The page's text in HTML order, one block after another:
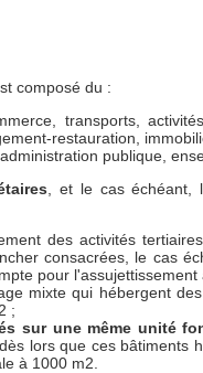
composé du :
transports,
restauration,
publique,
, et le cas échéant,
des activités
consacrées, le cas
pour l'assujettissement
mixte qui hébergent
;
sur une même unité
lors que ces
à 1000 m2.